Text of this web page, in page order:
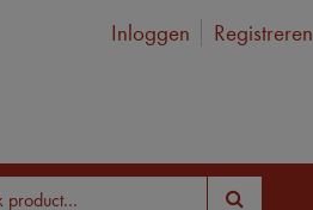
Inloggen Registreren